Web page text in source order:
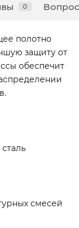
0
полотно
защиту от
обеспечит
смесей